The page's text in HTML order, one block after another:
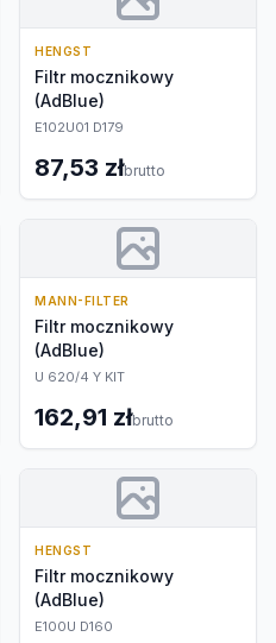
HENGST
Filtr mocznikowy
(AdBlue)
E102U01 D179
87,53 złbrutto
MANN-FILTER
Filtr mocznikowy
(AdBlue)
U 620/4 Y KIT
162,91 złbrutto
HENGST
Filtr mocznikowy
(AdBlue)
E100U D160